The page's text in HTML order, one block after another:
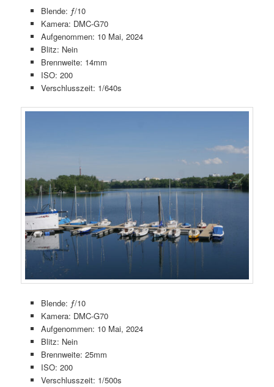
Blende: ƒ/10
Kamera: DMC-G70
Aufgenommen: 10 Mai, 2024
Blitz: Nein
Brennweite: 14mm
ISO: 200
Verschlusszeit: 1/640s
Blende: ƒ/10
Kamera: DMC-G70
Aufgenommen: 10 Mai, 2024
Blitz: Nein
Brennweite: 25mm
ISO: 200
Verschlusszeit: 1/500s